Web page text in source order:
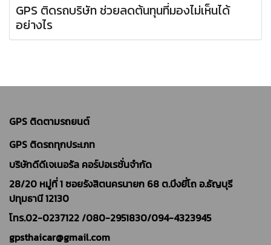
GPS ติดรถบริษัท ช่วยลดต้นทุนที่มองไม่เห็นได้
อย่างไร
GPS ติดตามรถยนต์
GPS ติดรถทุกประเภท
บริษัทดีดีเจเนอรัล คอร์ปอเรชั่นจำกัด
28/20 หมู่ที่ 1 ซอยรังสิตนครนายก 68 ต.บึงยี่โถ อ.ธัญบุรี
ปทุมธานี 12130
โทร.02-0237122 /080-2951830/094-4323945
gpsthaicar@gmail.com